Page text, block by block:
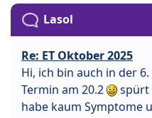
Lasol
Re: ET Oktober 2025
Hi, ich bin auch in der
Termin am 20.2
spürt
habe kaum Symptome